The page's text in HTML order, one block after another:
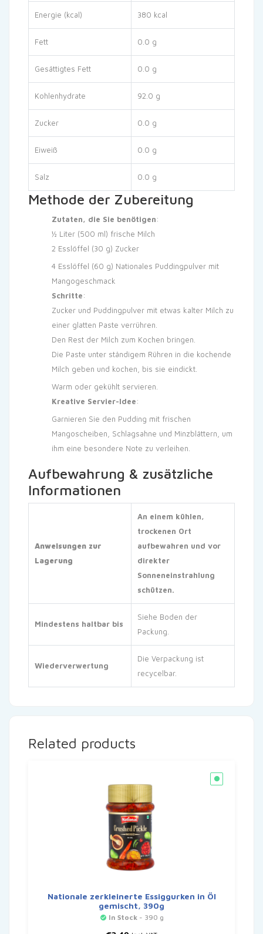
Energie (kcal) 380 kcal
Fett 0.0 g
Gesättigtes Fett 0.0 g
Kohlenhydrate 92.0 g
Zucker 0.0 g
Eiweiß 0.0 g
Salz 0.0 g
Methode der Zubereitung
Zutaten, die Sie benötigen:
½ Liter (500 ml) frische Milch
2 Esslöffel (30 g) Zucker
4 Esslöffel (60 g) Nationales Puddingpulver mit
Mangogeschmack
Schritte:
Zucker und Puddingpulver mit etwas kalter Milch zu
einer glatten Paste verrühren.
Den Rest der Milch zum Kochen bringen.
Die Paste unter ständigem Rühren in die kochende
Milch geben und kochen, bis sie eindickt.
Warm oder gekühlt servieren.
Kreative Servier-Idee:
Garnieren Sie den Pudding mit frischen
Mangoscheiben, Schlagsahne und Minzblättern, um
ihm eine besondere Note zu verleihen.
Aufbewahrung & zusätzliche
Informationen
Anweisungen zur
Lagerung
An einem kühlen,
trockenen Ort
aufbewahren und vor
direkter
Sonneneinstrahlung
schützen.
Mindestens haltbar bis
Siehe Boden der
Packung.
Wiederverwertung
Die Verpackung ist
recycelbar.
Related products
Nationale zerkleinerte Essiggurken in Öl
gemischt, 390g
In Stock- 390 g